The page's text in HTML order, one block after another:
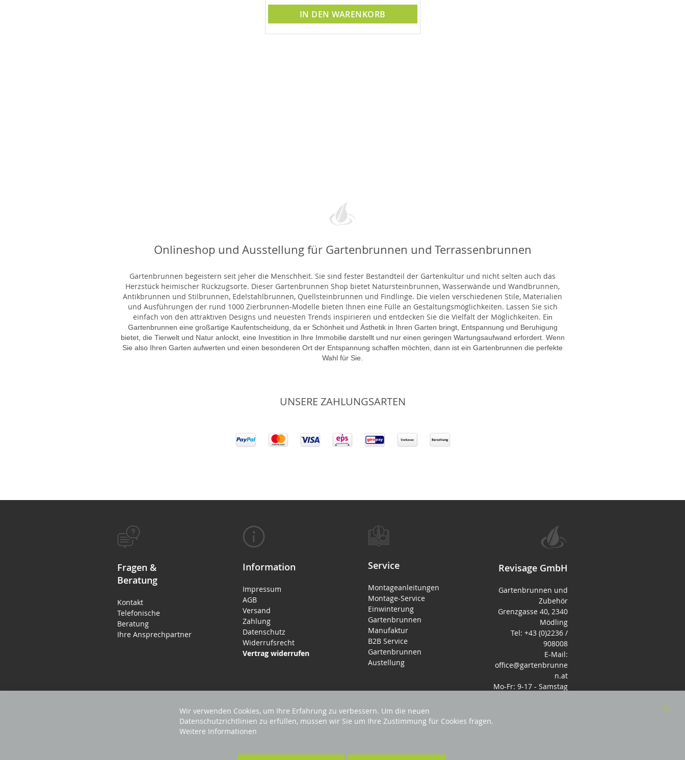
IN DEN WARENKORB
Onlineshop und Ausstellung für Gartenbrunnen und Terrassenbrunnen
Gartenbrunnen begeistern seit jeher die Menschheit. Sie sind fester Bestandteil der Gartenkultur und nicht selten auch das
Herzstück heimischer Rückzugsorte. Dieser Gartenbrunnen Shop bietet Natursteinbrunnen, Wasserwände und Wandbrunnen,
Antikbrunnen und Stilbrunnen, Edelstahlbrunnen, Quellsteinbrunnen und Findlinge. Die vielen verschiedenen Stile, Materialien
und Ausführungen der rund 1000 Zierbrunnen-Modelle bieten Ihnen eine Fülle an Gestaltungsmöglichkeiten. Lassen Sie sich
einfach von den attraktiven Designs und neuesten Trends inspirieren und entdecken Sie die Vielfalt der Möglichkeiten. Ein
Gartenbrunnen eine großartige Kaufentscheidung, da er Schönheit und Ästhetik in Ihren Garten bringt, Entspannung und Beruhigung
bietet, die Tierwelt und Natur anlockt, eine Investition in Ihre Immobilie darstellt und nur einen geringen Wartungsaufwand erfordert. Wenn
Sie also Ihren Garten aufwerten und einen besonderen Ort der Entspannung schaffen möchten, dann ist ein Gartenbrunnen die perfekte
Wahl für Sie.
UNSERE ZAHLUNGSARTEN
Fragen &
Beratung
Kontakt
Telefonische
Beratung
Ihre Ansprechpartner
Information
Impressum
AGB
Versand
Zahlung
Datenschutz
Widerrufsrecht
Vertrag widerrufen
Service
Montageanleitungen
Montage-Service
Einwinterung
Gartenbrunnen
Manufaktur
B2B Service
Gartenbrunnen
Austellung
Revisage GmbH
Gartenbrunnen und
Zubehör
Grenzgasse 40, 2340
Mödling
Tel: +43 (0)2236 /
908008
E-Mail:
office@gartenbrunne
n.at
Mo-Fr: 9-17 - Samstag
2023 REVISAGE GMBH - ALLE RECHTE VORBEHALTEN
Wir verwenden Cookies, um Ihre Erfahrung zu verbessern. Um die neuen
Datenschutzrichtlinien zu erfüllen, müssen wir Sie um Ihre Zustimmung für Cookies fragen.
Weitere Informationen